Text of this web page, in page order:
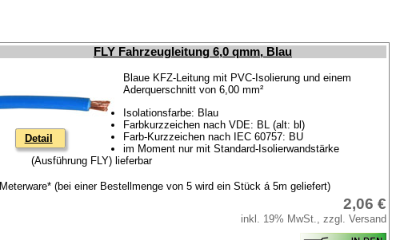
FLY Fahrzeugleitung 6,0 qmm, Blau
Detail
Blaue KFZ-Leitung mit PVC-Isolierung und einem
Aderquerschnitt von 6,00 mm²
Isolationsfarbe: Blau
Farbkurzzeichen nach VDE: BL (alt: bl)
Farb-Kurzzeichen nach IEC 60757: BU
im Moment nur mit Standard-Isolierwandstärke
(Ausführung FLY) lieferbar
Meterware* (bei einer Bestellmenge von 5 wird ein Stück á 5m geliefert)
2,06 €
inkl. 19% MwSt., zzgl. Versand